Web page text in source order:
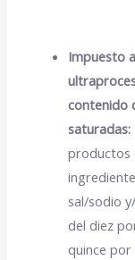
Impuesto
contenido
saturadas:
productos
sal/sodio
del diez
quince por